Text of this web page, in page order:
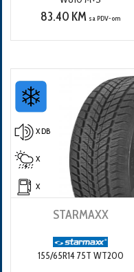
83.40 KM sa PDV-om
X DB
X
X
STARMAXX
155/65R14 75T WT200